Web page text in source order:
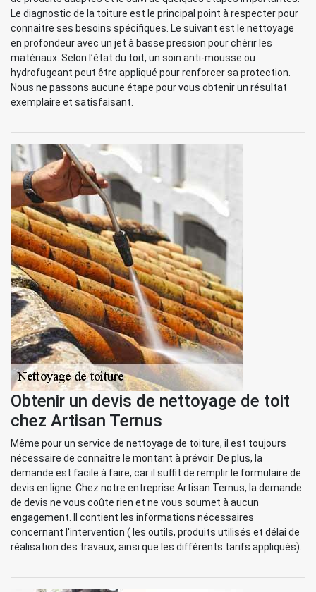
Le diagnostic de la toiture est le principal point à respecter pour
connaitre ses besoins spécifiques. Le suivant est le nettoyage
en profondeur avec un jet à basse pression pour chérir les
matériaux. Selon l’état du toit, un soin anti-mousse ou
hydrofugeant peut être appliqué pour renforcer sa protection.
Nous ne passons aucune étape pour vous obtenir un résultat
exemplaire et satisfaisant.
Obtenir un devis de nettoyage de toit
chez Artisan Ternus
Même pour un service de nettoyage de toiture, il est toujours
nécessaire de connaître le montant à prévoir. De plus, la
demande est facile à faire, car il suffit de remplir le formulaire de
devis en ligne. Chez notre entreprise Artisan Ternus, la demande
de devis ne vous coûte rien et ne vous soumet à aucun
engagement. Il contient les informations nécessaires
concernant l'intervention ( les outils, produits utilisés et délai de
réalisation des travaux, ainsi que les différents tarifs appliqués).